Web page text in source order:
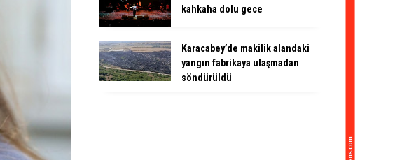
kahkaha dolu gece
Karacabey’de makilik alandaki
yangın fabrikaya ulaşmadan
söndürüldü